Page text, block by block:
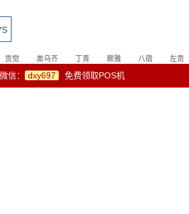
贡觉 类乌齐 丁青 察雅 八宿
左贡
边坝
信： dxy697 免费领取POS机